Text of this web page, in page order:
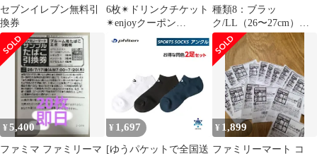
セブンイレブン無料引
換券
6枚✴ドリンクチケット
✴enjoyクーポン
✴Starbucks✴スタバ
種類8：ブラッ
ク/LL（26〜27cm）
【クリックポストで全
国送料無料!代金引換購
入不可／配達日時指定
不可】BBC（ビービー
シー）ダイバーズサン
ダル メンズ ソリッ
ドカラー（1本鼻緒型）
漁サン ギョサン ビーチ
サンダル PEARL
¥5,400
ファミマ ファミリーマ
¥ 1,697
[ゆうパケットで全国送
¥ 1,899
ファミリーマート コ